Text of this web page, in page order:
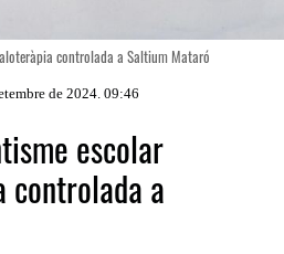
controlada a Saltium Mataró
de 2024. 09:46
escolar
controlada a